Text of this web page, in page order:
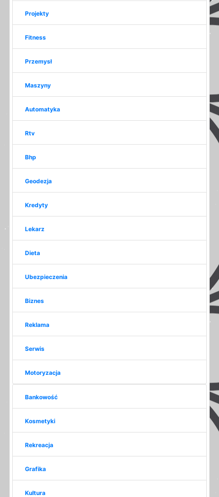
Projekty
Fitness
Przemysł
Maszyny
Automatyka
Rtv
Bhp
Geodezja
Kredyty
Lekarz
Dieta
Ubezpieczenia
Biznes
Reklama
Serwis
Motoryzacja
Bankowość
Kosmetyki
Rekreacja
Grafika
Kultura